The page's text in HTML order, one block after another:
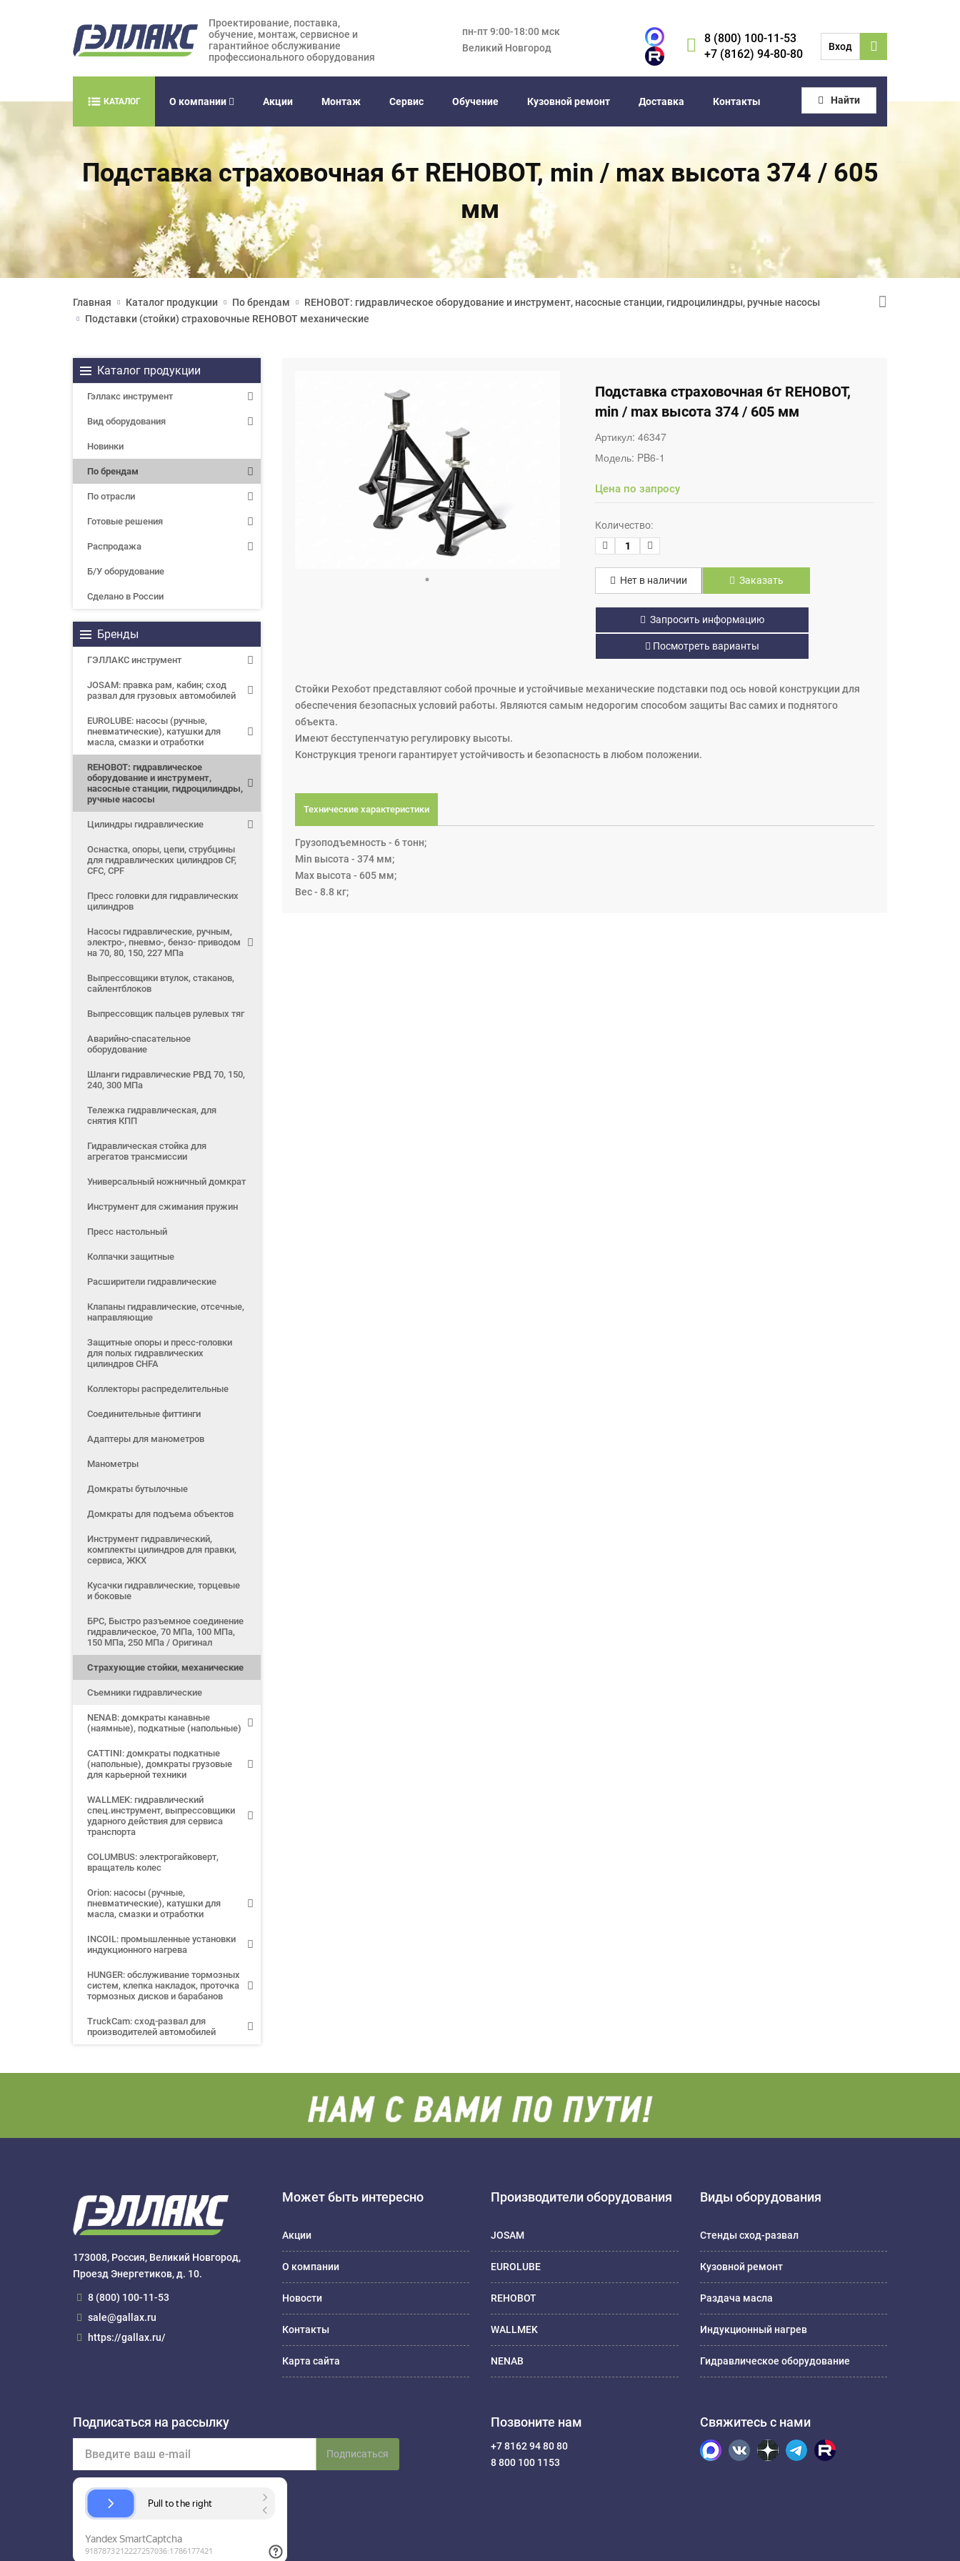
Проектирование, поставка,
обучение, монтаж, сервисное и
гарантийное обслуживание
профессионального оборудования
пн-пт 9:00-18:00 мск
Великий Новгород
8 (800) 100-11-53
+7 (8162) 94-80-80
Вход
КАТАЛОГ О компании Акции Монтаж Сервис Обучение Кузовной ремонт Доставка Контакты Найти
Подставка страховочная 6т REHOBOT, min / max высота 374 / 605
мм
Главная Каталог продукции По брендам
REHOBOT: гидравлическое оборудование и инструмент, насосные станции, гидроцилиндры, ручные насосы
Подставки (стойки) страховочные REHOBOT механические
Каталог продукции
Гэллакс инструмент
Вид оборудования
Новинки
По брендам
По отрасли
Готовые решения
Распродажа
Б/У оборудование
Сделано в России
Бренды
ГЭЛЛАКС инструмент
JOSAM: правка рам, кабин; сход
развал для грузовых автомобилей
EUROLUBE: насосы (ручные,
пневматические), катушки для
масла, смазки и отработки
REHOBOT: гидравлическое
оборудование и инструмент,
насосные станции, гидроцилиндры,
ручные насосы
Цилиндры гидравлические
Оснастка, опоры, цепи, струбцины
для гидравлических цилиндров CF,
CFC, CPF
Пресс головки для гидравлических
цилиндров
Насосы гидравлические, ручным,
электро-, пневмо-, бензо- приводом
на 70, 80, 150, 227 МПа
Выпрессовщики втулок, стаканов,
сайлентблоков
Выпрессовщик пальцев рулевых тяг
Аварийно-спасательное
оборудование
Шланги гидравлические РВД 70, 150,
240, 300 МПа
Тележка гидравлическая, для
снятия КПП
Гидравлическая стойка для
агрегатов трансмиссии
Универсальный ножничный домкрат
Инструмент для сжимания пружин
Пресс настольный
Колпачки защитные
Расширители гидравлические
Клапаны гидравлические, отсечные,
направляющие
Защитные опоры и пресс-головки
для полых гидравлических
цилиндров CHFA
Коллекторы распределительные
Соединительные фиттинги
Адаптеры для манометров
Манометры
Домкраты бутылочные
Домкраты для подъема объектов
Инструмент гидравлический,
комплекты цилиндров для правки,
сервиса, ЖКХ
Кусачки гидравлические, торцевые
и боковые
БРС, Быстро разъемное соединение
гидравлическое, 70 МПа, 100 МПа,
150 МПа, 250 МПа / Оригинал
Страхующие стойки, механические
Съемники гидравлические
NENAB: домкраты канавные
(наямные), подкатные (напольные)
CATTINI: домкраты подкатные
(напольные), домкраты грузовые
для карьерной техники
WALLMEK: гидравлический
спец.инструмент, выпрессовщики
ударного действия для сервиса
транспорта
COLUMBUS: электрогайковерт,
вращатель колес
Orion: насосы (ручные,
пневматические), катушки для
масла, смазки и отработки
INCOIL: промышленные установки
индукционного нагрева
HUNGER: обслуживание тормозных
систем, клепка накладок, проточка
тормозных дисков и барабанов
TruckCam: сход-развал для
производителей автомобилей
Подставка страховочная 6т REHOBOT,
min / max высота 374 / 605 мм
Артикул:46347
Модель: PB6-1
Цена по запросу
Количество:
Нет в наличии Заказать
Запросить информацию
Посмотреть варианты
Стойки Pехобот представляют собой прочные и устойчивые механические подставки под ось новой конструкции для
обеспечения безопасных условий работы. Являются самым недорогим способом защиты Вас самих и поднятого
объекта.
Имеют бесступенчатую регулировку высоты.
Конструкция треноги гарантирует устойчивость и безопасность в любом положении.
Технические характеристики
Грузоподъемность - 6 тонн;
Min высота - 374 мм;
Max высота - 605 мм;
Вес - 8.8 кг;
173008, Россия, Великий Новгород,
Проезд Энергетиков, д. 10.
8 (800) 100-11-53
sale@gallax.ru
https://gallax.ru/
Может быть интересно
Акции
О компании
Новости
Контакты
Карта сайта
Производители оборудования
JOSAM
EUROLUBE
REHOBOT
WALLMEK
NENAB
Виды оборудования
Стенды сход-развал
Кузовной ремонт
Раздача масла
Индукционный нагрев
Гидравлическое оборудование
Подписаться на рассылку
Подписаться
Позвоните нам
+7 8162 94 80 80
8 800 100 1153
Свяжитесь с нами